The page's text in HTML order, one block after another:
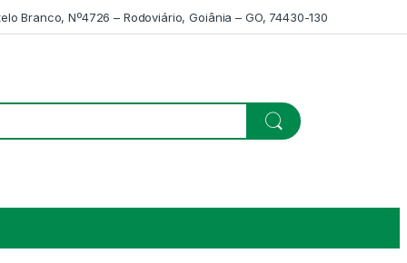
Branco, Nº4726 – Rodoviário, Goiânia – GO, 74430-130